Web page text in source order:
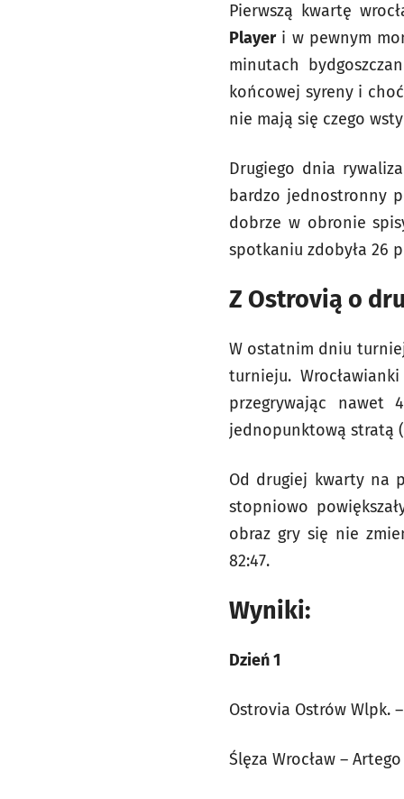
Pierwszą kwartę
Playeri w pewnym
minutach
końcowej syreny i
nie mają się czego
Drugiego dnia
bardzo jednostronny
dobrze w obronie
spotkaniu zdobyła 26
Z Ostrovią o
W ostatnim dniu
turnieju.
przegrywając nawet
jednopunktową stratą
Od drugiej kwarty na
stopniowo
obraz gry się nie
82:47.
Wyniki:
Dzień 1
Ostrovia Ostrów Wlpk. –
Ślęza Wrocław – Artego